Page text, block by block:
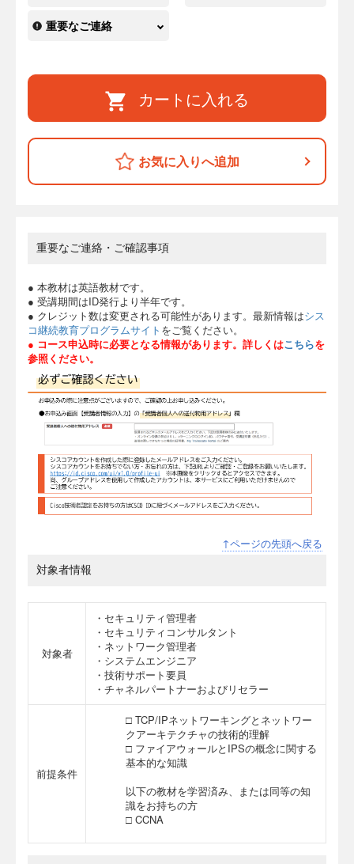
重要なご連絡
カートに入れる
お気に入りへ追加
重要なご連絡・ご確認事項
● 本教材は英語教材です。
● 受講期間はID発行より半年です。
● クレジット数は変更される可能性があります。最新情報はシス
コ継続教育プログラムサイト をご覧ください。
● コース申込時に必要となる情報があります。詳しくはこちらを
参照ください。
↑ページの先頭へ戻る
対象者情報
対象者
・セキュリティ管理者
・セキュリティコンサルタント
・ネットワーク管理者
・システムエンジニア
・技術サポート要員
・チャネルパートナーおよびリセラー
前提条件
□ TCP/IPネットワーキングとネットワー
クアーキテクチャの技術的理解
□ ファイアウォールとIPSの概念に関する
基本的な知識
以下の教材を学習済み、または同等の知
識をお持ちの方
□ CCNA